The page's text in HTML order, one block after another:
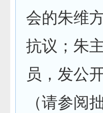
会的朱维
抗议；朱
员，发公
（请参阅